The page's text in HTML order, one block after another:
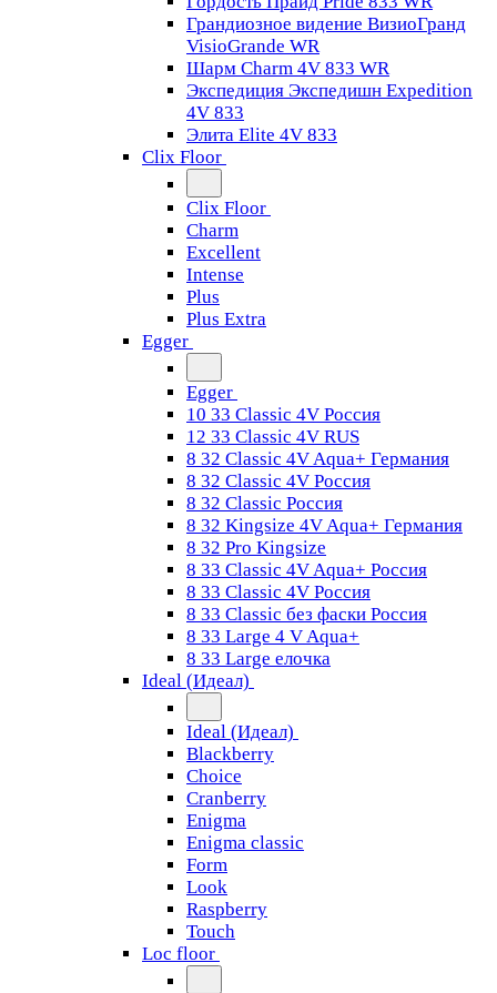
Грандиозное видение ВизиоГранд
VisioGrande WR
Шарм Charm 4V 833 WR
Экспедиция Экспедишн Expedition
4V 833
Элита Elite 4V 833
Clix Floor
Clix Floor
Charm
Excellent
Intense
Plus
Plus Extra
Egger
Egger
10 33 Classic 4V Россия
12 33 Classic 4V RUS
8 32 Classic 4V Aqua+ Германия
8 32 Classic 4V Россия
8 32 Classic Россия
8 32 Kingsize 4V Aqua+ Германия
8 32 Pro Kingsize
8 33 Classic 4V Aqua+ Россия
8 33 Classic 4V Россия
8 33 Classic без фаски Россия
8 33 Large 4 V Aqua+
8 33 Large елочка
Ideal (Идеал)
Ideal (Идеал)
Blackberry
Choice
Cranberry
Enigma
Enigma classic
Form
Look
Raspberry
Touch
Loc floor